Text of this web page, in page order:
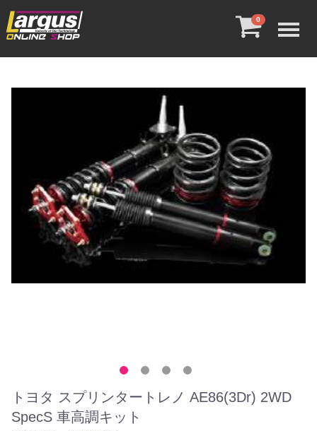
0
トヨタ スプリンタートレノ AE86(3Dr) 2WD
SpecS 車高調キット